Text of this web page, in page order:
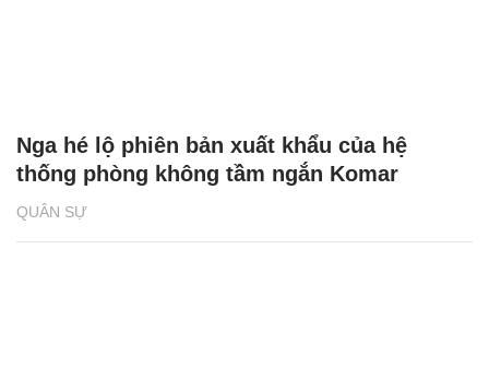
QUÂN SỰ
Nga hé lộ phiên bản xuất khẩu của hệ
thống phòng không tầm ngắn Komar